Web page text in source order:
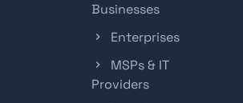
Businesses
Enterprises
MSPs & IT
Providers